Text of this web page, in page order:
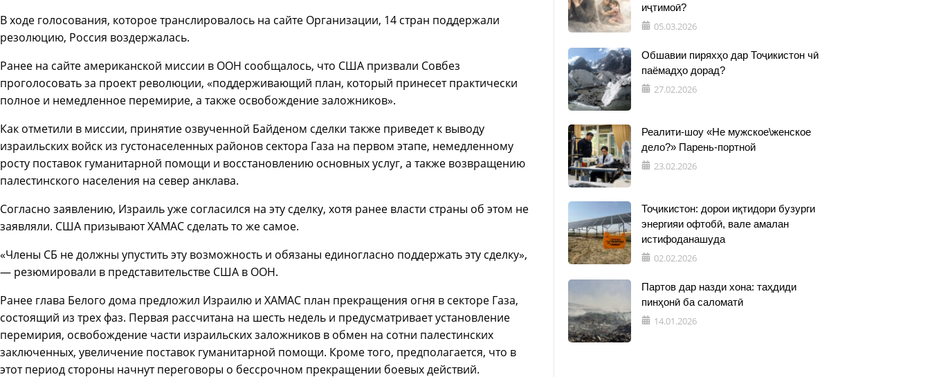
В ходе голосования, которое транслировалось на сайте Организации, 14 стран поддержали
резолюцию, Россия воздержалась.
Ранее на сайте американской миссии в ООН сообщалось, что США призвали Совбез
проголосовать за проект революции, «поддерживающий план, который принесет практически
полное и немедленное перемирие, а также освобождение заложников».
Как отметили в миссии, принятие озвученной Байденом сделки также приведет к выводу
израильских войск из густонаселенных районов сектора Газа на первом этапе, немедленному
росту поставок гуманитарной помощи и восстановлению основных услуг, а также возвращению
палестинского населения на север анклава.
Согласно заявлению, Израиль уже согласился на эту сделку, хотя ранее власти страны об этом не
заявляли. США призывают ХАМАС сделать то же самое.
«Члены СБ не должны упустить эту возможность и обязаны единогласно поддержать эту сделку»,
— резюмировали в представительстве США в ООН.
Ранее глава Белого дома предложил Израилю и ХАМАС план прекращения огня в секторе Газа,
состоящий из трех фаз. Первая рассчитана на шесть недель и предусматривает установление
перемирия, освобождение части израильских заложников в обмен на сотни палестинских
заключенных, увеличение поставок гуманитарной помощи. Кроме того, предполагается, что в
этот период стороны начнут переговоры о бессрочном прекращении боевых действий.
иҷтимоӣ?
05.03.2026
Обшавии пиряхҳо дар Тоҷикистон чӣ
паёмадҳо дорад?
27.02.2026
Реалити-шоу «Не мужское\женское
дело?» Парень-портной
23.02.2026
Тоҷикистон: дорои иқтидори бузурги
энергияи офтобӣ, вале амалан
истифоданашуда
02.02.2026
Партов дар назди хона: таҳдиди
пинҳонӣ ба саломатӣ
14.01.2026